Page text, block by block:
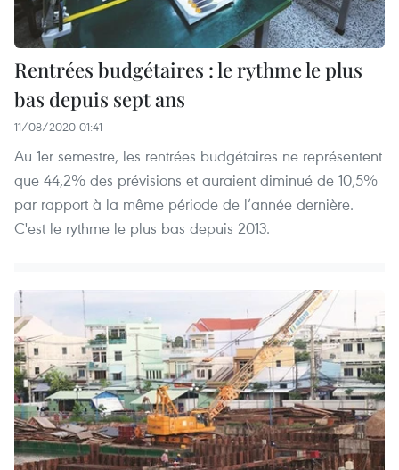
Rentrées budgétaires : le rythme le plus
bas depuis sept ans
11/08/2020 01:41
Au 1er semestre, les rentrées budgétaires ne représentent
que 44,2% des prévisions et auraient diminué de 10,5%
par rapport à la même période de l’année dernière.
C'est le rythme le plus bas depuis 2013.